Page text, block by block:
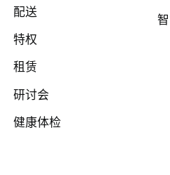
配送
特权
租赁
研讨会
健康体检